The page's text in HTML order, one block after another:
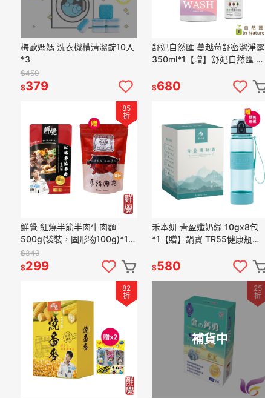
梅歐媽媽 洗衣機槽清潔錠10入
*3
$450
$379
舒妃自然匯 蔓越莓舒密潔淨露
350ml*1【贈】舒妃自然匯 綠
$680
85
折
鮮覺 紅燒半筋半肉牛肉麵
500g(袋裝，固形物100g)*1
效期2027.3.10【贈】魚咬豬
厚豬肉乾蜜汁*1
$349
$299
禾本妍 青盈孅奶綠 10gx8包
*1【贈】鍋寶 TR55健康瓶
$580
82
折
補貨中
25
折